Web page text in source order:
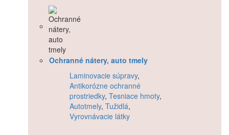
Ochranné nátery, auto tmely
Laminovacie súpravy,
Antikorózne ochranné
prostriedky, Tesniace hmoty,
Autotmely, Tužidlá,
Vyrovnávacie látky